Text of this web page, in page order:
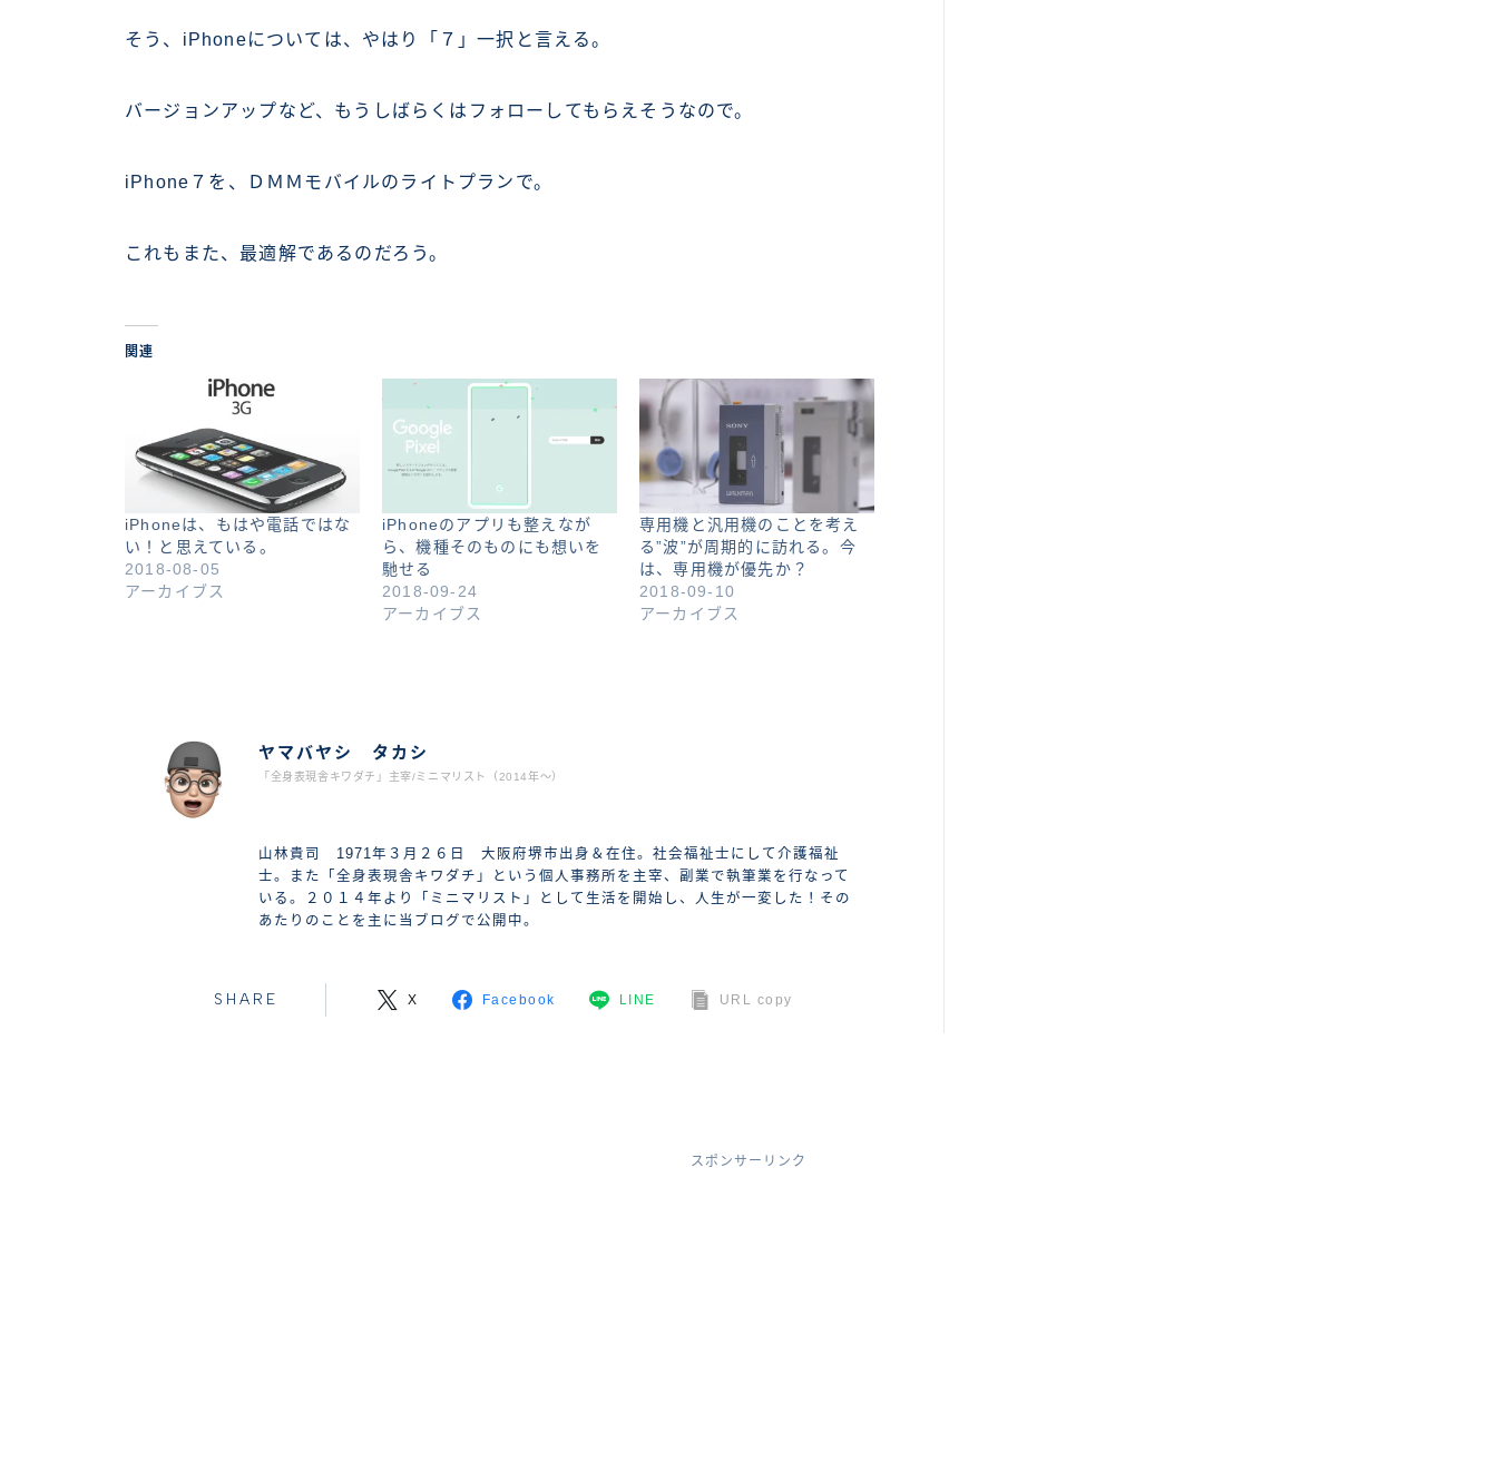
そう、iPhoneについては、やはり「７」一択と言える。
バージョンアップなど、もうしばらくはフォローしてもらえそうなので。
iPhone７を、ＤＭＭモバイルのライトプランで。
これもまた、最適解であるのだろう。
関連
iPhoneは、もはや電話ではな
い！と思えている。
2018-08-05
アーカイブス
iPhoneのアプリも整えなが
ら、機種そのものにも想いを
馳せる
2018-09-24
アーカイブス
専用機と汎用機のことを考え
る”波”が周期的に訪れる。今
は、専用機が優先か？
2018-09-10
アーカイブス
ヤマバヤシ タカシ
「全身表現舎キワダチ」主宰/ミニマリスト（2014年〜）
山林貴司 1971年３月２６日 大阪府堺市出身＆在住。社会福祉士にして介護福祉
士。また「全身表現舎キワダチ」という個人事務所を主宰、副業で執筆業を行なって
いる。２０１４年より「ミニマリスト」として生活を開始し、人生が一変した！その
あたりのことを主に当ブログで公開中。
SHARE X Facebook LINE URL copy
スポンサーリンク